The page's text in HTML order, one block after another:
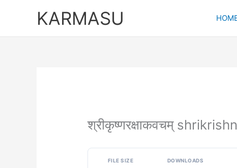
KARMASU
श्रीकृष्णरक्षाकवचम्
FILE SIZE DOWNLOADS